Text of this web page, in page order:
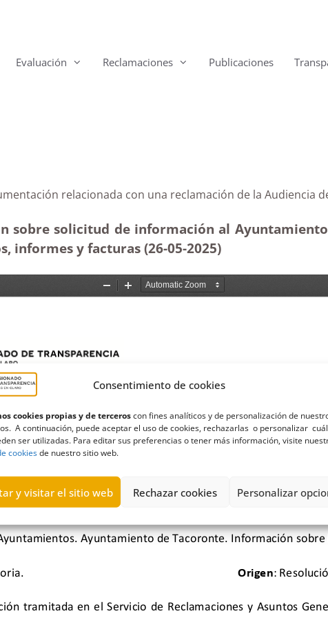
Consentimiento de cookies
cookies propias y de terceroscon fines analíticos y de personalización de
A continuación, puede aceptar el uso de cookies, rechazarlas o personalizar
ser utilizadas. Para editar sus preferencias o tener más información, visite
cookiesde nuestro sitio web.
y visitar el sitio web Rechazar cookies Personalizar
Evaluación Reclamaciones Publicaciones
relacionada con una reclamación de la
sobre solicitud de información al
informes y facturas (26-05-2025)